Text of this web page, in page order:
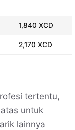
1,840 XCD
2,170 XCD
tertentu,
untuk
lainnya